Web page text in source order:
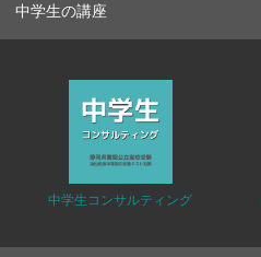
中学生の講座
中学生コンサルティング